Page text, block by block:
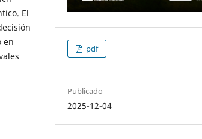
El
en
pdf
Publicado
2025-12-04